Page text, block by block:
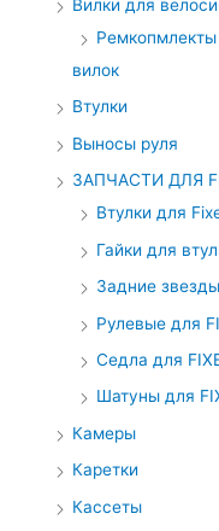
Вилки для
вилок
Втулки
Выносы руля
ЗАПЧАСТИ ДЛЯ
Втулки для
Гайки для
Задние
Рулевые для
Седла для
Шатуны для
Камеры
Каретки
Кассеты